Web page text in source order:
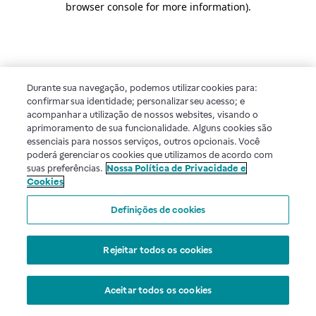
browser console for more information).
Durante sua navegação, podemos utilizar cookies para:
confirmar sua identidade; personalizar seu acesso; e
acompanhar a utilização de nossos websites, visando o
aprimoramento de sua funcionalidade. Alguns cookies são
essenciais para nossos serviços, outros opcionais. Você
poderá gerenciar os cookies que utilizamos de acordo com
suas preferências. Nossa Política de Privacidade e
Cookies
Definições de cookies
Rejeitar todos os cookies
Aceitar todos os cookies